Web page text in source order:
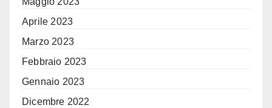
Aprile 2023
Marzo 2023
Febbraio 2023
Gennaio 2023
Dicembre 2022